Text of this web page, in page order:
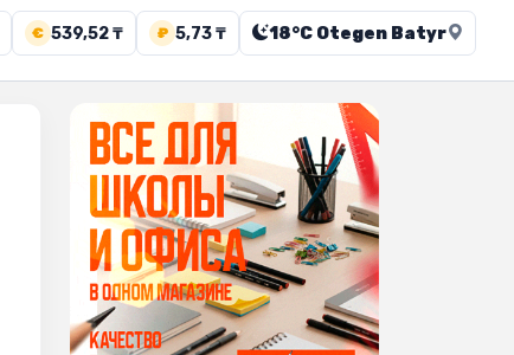
€ 539,52 ₸ ₽ 5,73 ₸ 18°C Otegen Batyr